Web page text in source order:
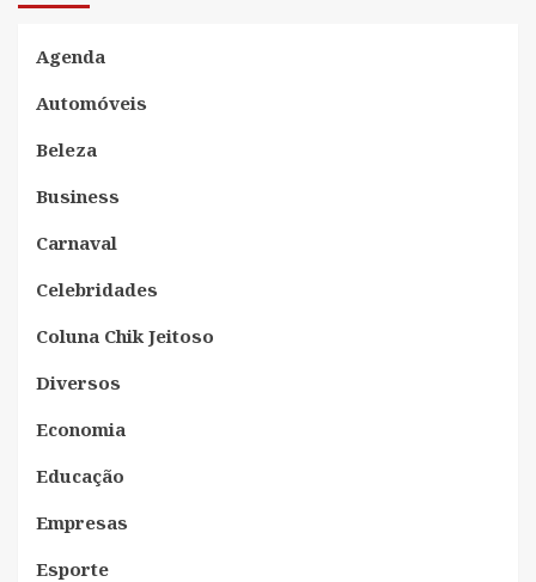
Agenda
Automóveis
Beleza
Business
Carnaval
Celebridades
Coluna Chik Jeitoso
Diversos
Economia
Educação
Empresas
Esporte